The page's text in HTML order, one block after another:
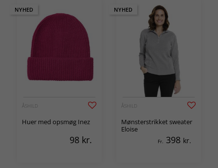
NYHED
ÅSHILD
Huer med opsmøg Inez
98 kr.
NYHED
ÅSHILD
Mønsterstrikket sweater
Eloise
Fr. 398 kr.